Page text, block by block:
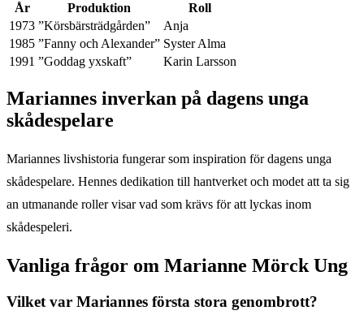
År Produktion
Roll
1973 ”Körsbärsträdgården”
Anja
1985 ”Fanny och Alexander” Syster Alma
1991 ”Goddag yxskaft” Karin Larsson
Mariannes inverkan på dagens unga
skådespelare
Mariannes livshistoria fungerar som inspiration för dagens unga
skådespelare. Hennes dedikation till hantverket och modet att ta sig
an utmanande roller visar vad som krävs för att lyckas inom
skådespeleri.
Vanliga frågor om Marianne Mörck Ung
Vilket var Mariannes första stora genombrott?